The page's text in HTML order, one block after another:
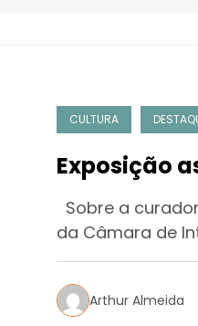
CULTURA
Exposição
Sobre a
da Câmara de
Arthur Almeida